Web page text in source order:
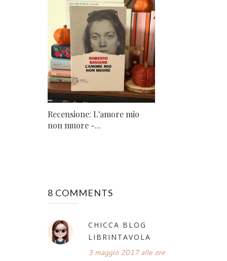
Recensione: L'amore mio
non muore -...
8 COMMENTS
CHICCA BLOG
LIBRINTAVOLA
3 maggio 2017 alle ore